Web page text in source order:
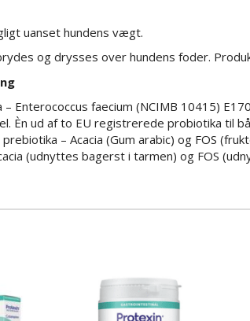
uanset hundens vægt.
og drysses over hundens foder.
– Enterococcus faecium (NCIMB 10415)
Èn ud af to EU registrerede probiotika til
– Acacia (Gum arabic) og FOS
(udnyttes bagerst i tarmen) og FOS